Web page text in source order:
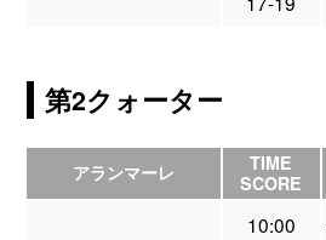
第2クォーター
アランマーレ
TIME
SCORE
10:00